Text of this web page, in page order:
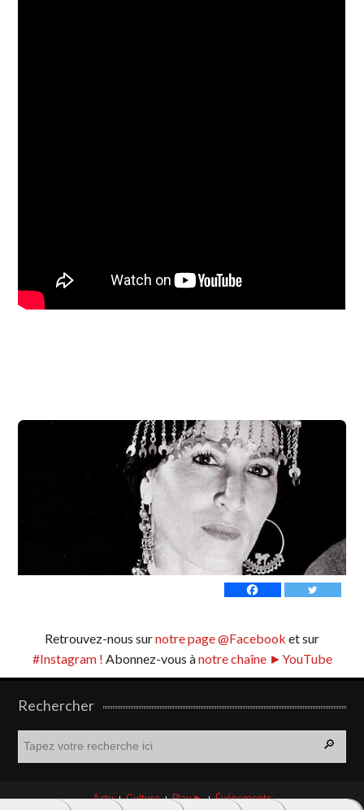
Retrouvez-nous surnotre page @Facebook et sur
#Instagram ! Abonnez-vous ànotre chaîne ►YouTube
Rechercher
e
e
Actu Culture Play ► Événements